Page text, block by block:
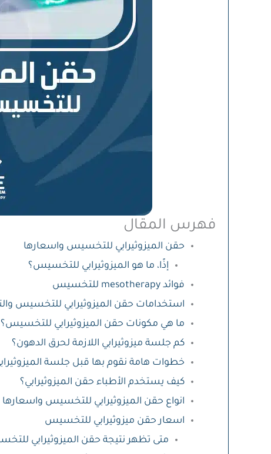
فهرس المقال
حقن الميزوثيرابي للتخسيس واسعارها
إذًا، ما هو الميزوثيرابي للتخسيس؟
فوائد mesotherapy للتخسيس
استخدامات حقن الميزوثيرابي للتخسيس
ما هي مكونات حقن الميزوثيرابي للتخسيس؟
كم جلسة ميزوثيرابي اللازمة لحرق الدهون؟
خطوات هامة نقوم بها قبل جلسة
كيف يستخدم الأطباء حقن الميزوثيرابي؟
انواع حقن الميزوثيرابي للتخسيس واسعارها
اسعار حقن ميزوثيرابي للتخسيس
متى تظهر نتيجة حقن الميزوثيرابي